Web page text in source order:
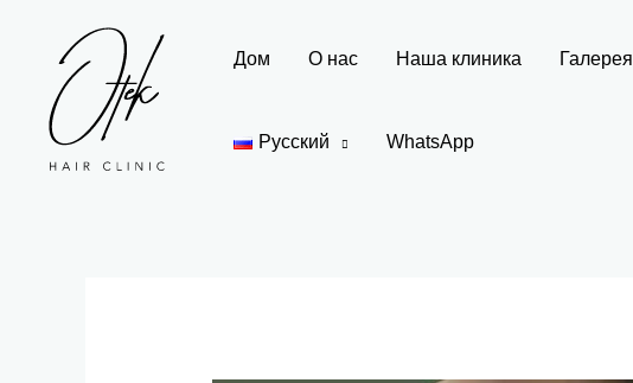
содержимому
Дом О нас Наша клиника Галерея
Русский WhatsApp